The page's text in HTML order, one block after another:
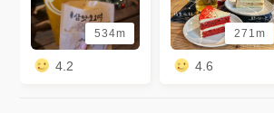
534m
4.2
271m
4.6